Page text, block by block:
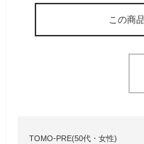
この商
TOMO-PRE(50代・女性)